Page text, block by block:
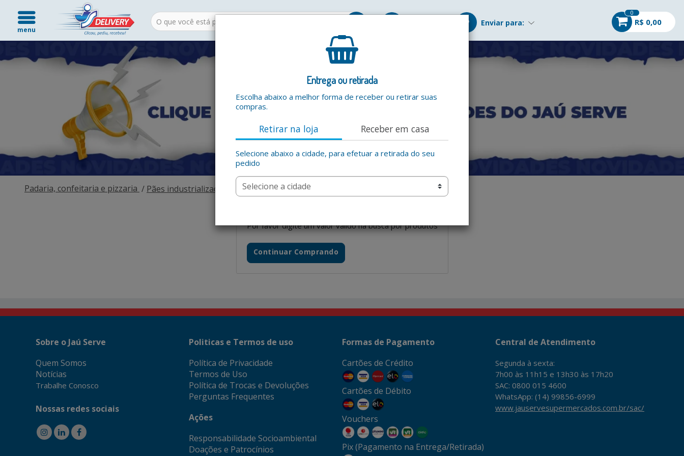
menu
Enviar para:
0
R$ 0,00
Entrega ou retirada
Escolha abaixo a melhor forma de receber ou retirar suas
compras.
Retirar na loja Receber em casa
Selecione abaixo a cidade, para efetuar a retirada do seu
pedido
Padaria, confeitaria e pizzaria Pães industrializados Hambúrguer e Hot Dog
Por favor digite um valor valido na busca por produtos
Continuar Comprando
Sobre o Jaú Serve
Quem Somos
Notícias
Trabalhe Conosco
Nossas redes sociais
Politicas e Termos de uso
Política de Privacidade
Termos de Uso
Política de Trocas e Devoluções
Perguntas Frequentes
Ações
Responsabilidade Socioambiental
Doações e Patrocínios
Formas de Pagamento
Cartões de Crédito
Cartões de Débito
Vouchers
Pix (Pagamento na Entrega/Retirada)
Central de Atendimento
Segunda à sexta:
7h00 às 11h15 e 13h30 às 17h20
SAC: 0800 015 4600
WhatsApp: (14) 99856-6999
www.jauservesupermercados.com.br/sac/